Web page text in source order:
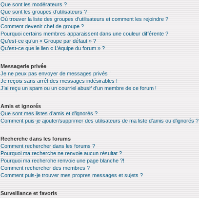
Que sont les modérateurs ?
Que sont les groupes d’utilisateurs ?
Où trouver la liste des groupes d’utilisateurs et comment les rejoindre ?
Comment devenir chef de groupe ?
Pourquoi certains membres apparaissent dans une couleur différente ?
Qu’est-ce qu’un « Groupe par défaut » ?
Qu’est-ce que le lien « L’équipe du forum » ?
Messagerie privée
Je ne peux pas envoyer de messages privés !
Je reçois sans arrêt des messages indésirables !
J’ai reçu un spam ou un courriel abusif d’un membre de ce forum !
Amis et ignorés
Que sont mes listes d’amis et d’ignorés ?
Comment puis-je ajouter/supprimer des utilisateurs de ma liste d’amis ou d’ignorés ?
Recherche dans les forums
Comment rechercher dans les forums ?
Pourquoi ma recherche ne renvoie aucun résultat ?
Pourquoi ma recherche renvoie une page blanche ?!
Comment rechercher des membres ?
Comment puis-je trouver mes propres messages et sujets ?
Surveillance et favoris